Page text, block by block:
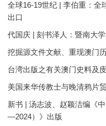
全球16-19世纪 | 李伯重：
出口
代国庆 | 刻书泽人：暨南大
挖掘源文件文献、重现澳门
台湾出版之有关澳门史料及
美国来华传教士与晚清鸦片
新书 | 汤志波、赵颖洁编《
—2024）》出版